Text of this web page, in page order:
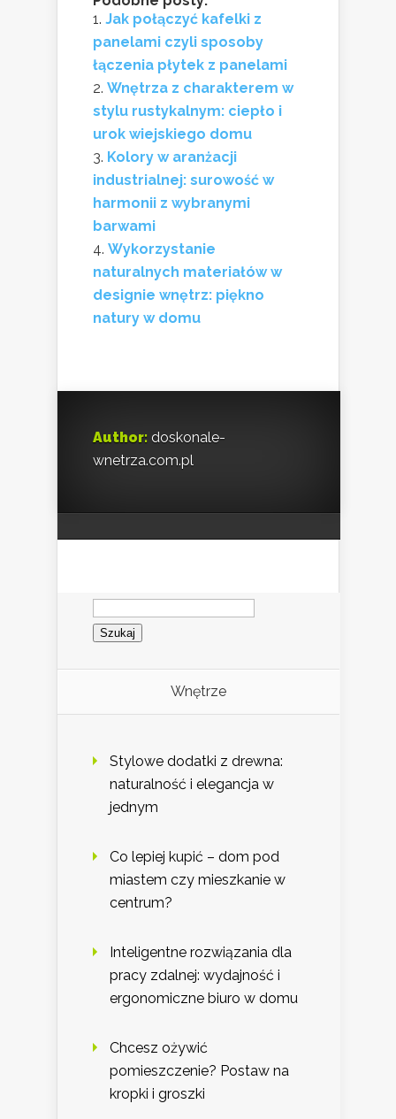
Jak połączyć kafelki z
panelami czyli sposoby
łączenia płytek z panelami
Wnętrza z charakterem w
stylu rustykalnym: ciepło i
urok wiejskiego domu
Kolory w aranżacji
industrialnej: surowość w
harmonii z wybranymi
barwami
Wykorzystanie
naturalnych materiałów w
designie wnętrz: piękno
natury w domu
Author: doskonale-
wnetrza.com.pl
Szukaj:
Wnętrze
Stylowe dodatki z drewna:
naturalność i elegancja w
jednym
Co lepiej kupić – dom pod
miastem czy mieszkanie w
centrum?
Inteligentne rozwiązania dla
pracy zdalnej: wydajność i
ergonomiczne biuro w domu
Chcesz ożywić
pomieszczenie? Postaw na
kropki i groszki